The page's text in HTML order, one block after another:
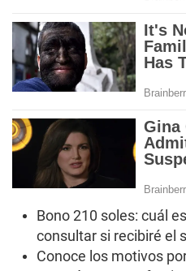
Bono 210 soles: cuál
consultar si recibiré el
Conoce los motivos